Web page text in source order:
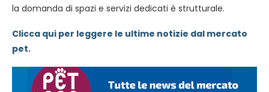
la domanda di spazi e servizi dedicati è strutturale.
Clicca qui per leggere le ultime notizie dal mercato
pet.